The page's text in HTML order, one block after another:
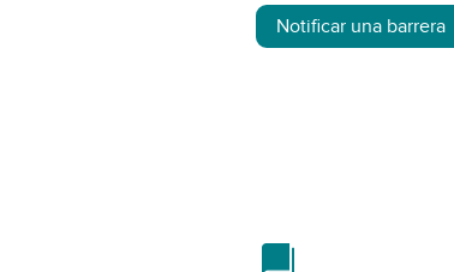
Notificar una barrera